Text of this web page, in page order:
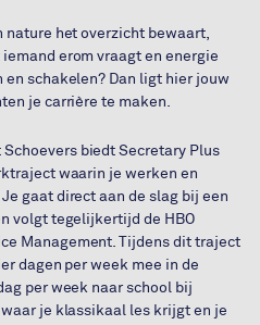
nature het overzicht bewaart,
erom vraagt en energie
schakelen? Dan ligt hier jouw
je carrière te maken.
Schoevers biedt Secretary Plus
waarin je werken en
gaat direct aan de slag bij een
volgt tegelijkertijd de HBO
Management. Tijdens dit traject
dagen per week mee in de
per week naar school bij
je klassikaal les krijgt en je